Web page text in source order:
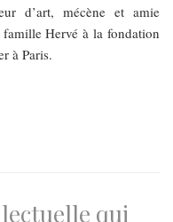
d’art, mécène et amie
Hervé à la fondation
à Paris.
qui